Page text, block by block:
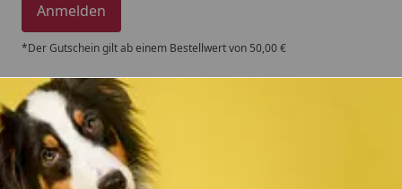
Anmelden
*Der Gutschein gilt ab einem Bestellwert von 50,00 €
Trusted Shops